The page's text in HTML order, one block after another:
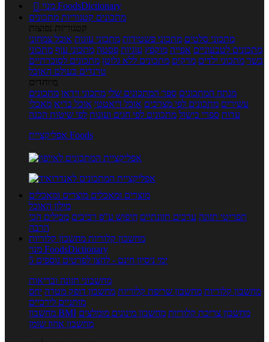

מנוי FoodsDictionary
מתכונים קטגוריות מתכונים
קטגוריות נפוצות
מתכוני סלטים מתכוני פשטידות מתכוני עוגות אוכל צמחוני
מתכונים לטבעוניים אפייה מוקפץ עוגיות פסטה מתכוני עוף מתכוני
בשר מתכוני ילדים מרקים מתכונים ללא גלוטן מתכונים לסוכרתיים
טרנדים בעולם האוכל
מיוחדים
מנתח המתכונים ספר המתכונים שלי מתכוני וידאו מתכונים
עשירים מתכונים לפי מצרכים אוכל דיאטטי אוכל בריא מאכלי
עדות ספרי בישול מתכונים לפי חגים ועונות לפי שיטות הכנה
אפליקציית Foods
מוצרים ומאכלים מוצרים ומאכלים
מילון האוכל
תפריטי תזונה ערכים תזונתיים חיפוש ע"פ רכיבים מכילים הכי
הרבה
מחשבון קלוריות מחשבון קלוריות
מנוי FoodsDictionary
5 ימי ניסיון חינם - לחצו לפרטים נוספים
מחשבוני תזונה ובריאות
מחשבון קלוריות מחשבון שריפת קלוריות מחשבון דופק מטרה יחס
מותניים לירכיים
מחשבון BMI
מחשבון צריכת קלוריות מחשבון מינונים מומלצים
מחשבון אחוז שומן